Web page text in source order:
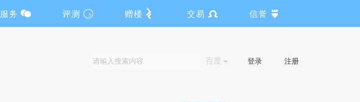
服务 评测 赠楼 交易 信誉
百度 登录 注册